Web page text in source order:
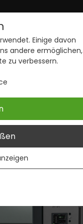
Einige davon
andere ermöglichen,
zu verbessern.
Funktionen der
dass die